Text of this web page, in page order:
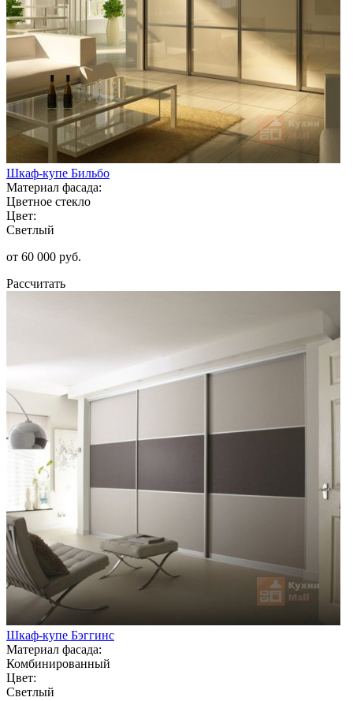
Шкаф-купе Бильбо
Материал фасада:
Цветное стекло
Цвет:
Светлый
от 60 000 руб.
Рассчитать
Шкаф-купе Бэггинс
Материал фасада:
Комбинированный
Цвет:
Светлый